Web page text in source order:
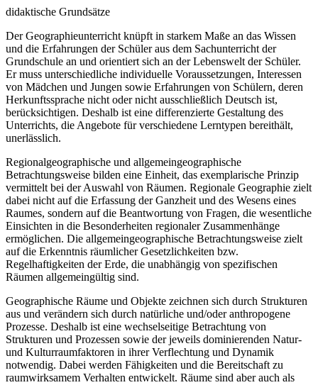
didaktische Grundsätze
Der Geographieunterricht knüpft in starkem Maße an das Wissen
und die Erfahrungen der Schüler aus dem Sachunterricht der
Grundschule an und orientiert sich an der Lebenswelt der Schüler.
Er muss unterschiedliche individuelle Voraussetzungen, Interessen
von Mädchen und Jungen sowie Erfahrungen von Schülern, deren
Herkunftssprache nicht oder nicht ausschließlich Deutsch ist,
berücksichtigen. Deshalb ist eine differenzierte Gestaltung des
Unterrichts, die Angebote für verschiedene Lerntypen bereithält,
unerlässlich.
Regionalgeographische und allgemeingeographische
Betrachtungsweise bilden eine Einheit, das exemplarische Prinzip
vermittelt bei der Auswahl von Räumen. Regionale Geographie zielt
dabei nicht auf die Erfassung der Ganzheit und des Wesens eines
Raumes, sondern auf die Beantwortung von Fragen, die wesentliche
Einsichten in die Besonderheiten regionaler Zusammenhänge
ermöglichen. Die allgemeingeographische Betrachtungsweise zielt
auf die Erkenntnis räumlicher Gesetzlichkeiten bzw.
Regelhaftigkeiten der Erde, die unabhängig von spezifischen
Räumen allgemeingültig sind.
Geographische Räume und Objekte zeichnen sich durch Strukturen
aus und verändern sich durch natürliche und/oder anthropogene
Prozesse. Deshalb ist eine wechselseitige Betrachtung von
Strukturen und Prozessen sowie der jeweils dominierenden Natur-
und Kulturraumfaktoren in ihrer Verflechtung und Dynamik
notwendig. Dabei werden Fähigkeiten und die Bereitschaft zu
raumwirksamem Verhalten entwickelt. Räume sind aber auch als